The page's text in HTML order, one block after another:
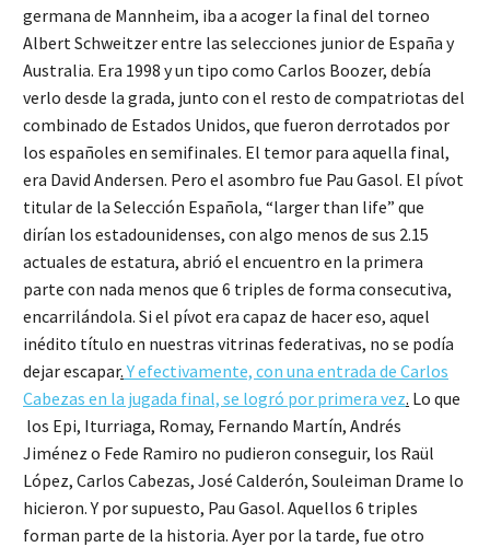
germana de Mannheim, iba a acoger la final del torneo
Albert Schweitzer entre las selecciones junior de España y
Australia. Era 1998 y un tipo como Carlos Boozer, debía
verlo desde la grada, junto con el resto de compatriotas del
combinado de Estados Unidos, que fueron derrotados por
los españoles en semifinales. El temor para aquella final,
era David Andersen. Pero el asombro fue Pau Gasol. El pívot
titular de la Selección Española, “larger than life” que
dirían los estadounidenses, con algo menos de sus 2.15
actuales de estatura, abrió el encuentro en la primera
parte con nada menos que 6 triples de forma consecutiva,
encarrilándola. Si el pívot era capaz de hacer eso, aquel
inédito título en nuestras vitrinas federativas, no se podía
dejar escapar.Y efectivamente, con una entrada de Carlos
Cabezas en la jugada final, se logró por primera vez. Lo que
los Epi, Iturriaga, Romay, Fernando Martín, Andrés
Jiménez o Fede Ramiro no pudieron conseguir, los Raül
López, Carlos Cabezas, José Calderón, Souleiman Drame lo
hicieron. Y por supuesto, Pau Gasol. Aquellos 6 triples
forman parte de la historia. Ayer por la tarde, fue otro